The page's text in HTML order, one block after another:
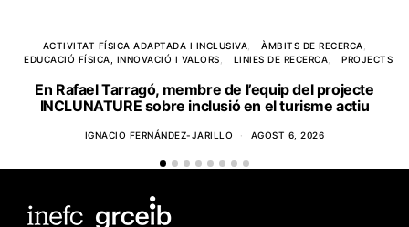
ACTIVITAT FÍSICA ADAPTADA I INCLUSIVA
ÀMBITS DE RECERCA
EDUCACIÓ FÍSICA, INNOVACIÓ I VALORS
LINIES DE RECERCA PROJECTS
En Rafael Tarragó, membre de l’equip del projecte
INCLUNATURE sobre inclusió en el turisme actiu
IGNACIO FERNÁNDEZ-JARILLO AGOST 6, 2026